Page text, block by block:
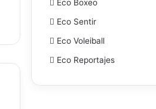
Eco Boxeo
Eco Sentir
Eco Voleiball
Eco Reportajes